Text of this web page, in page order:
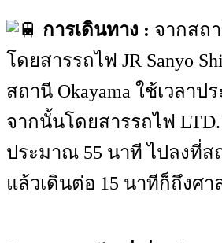
การเดินทาง : จากสถา
โดยสารรถไฟ JR Sanyo
สถานี Okayama ใช้เวลาป
จากนั้นโดยสารรถไฟ LTD.
ประมาณ 55 นาที ไปลงที่ส
แล้วเดินต่อ 15 นาทีก็ถึงศา